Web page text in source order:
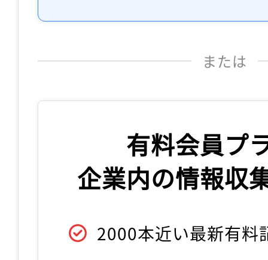
または
有料会員プ
企業内の情報収
2000本近い最新有料